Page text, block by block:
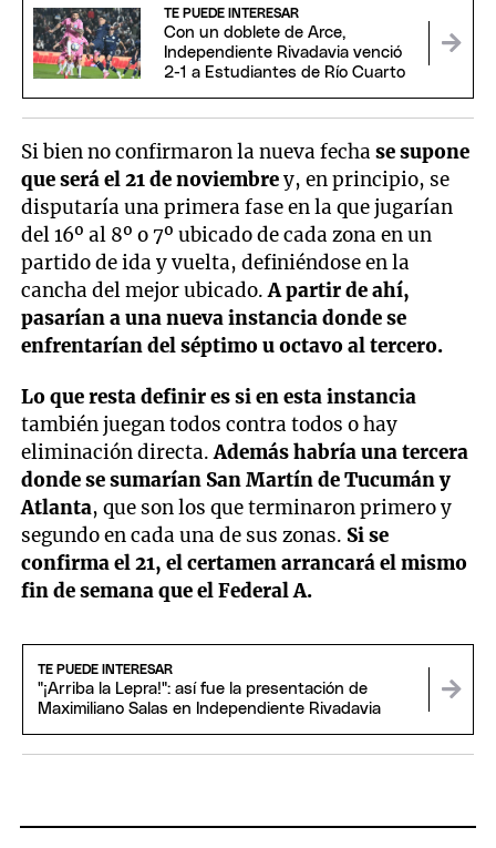
TE PUEDE INTERESAR
Con un doblete de Arce,
Independiente Rivadavia venció
2-1 a Estudiantes de Río Cuarto
Si bien no confirmaron la nueva fecha se supone
que será el 21 de noviembrey, en principio, se
disputaría una primera fase en la que jugarían
del 16º al 8º o 7º ubicado de cada zona en un
partido de ida y vuelta, definiéndose en la
cancha del mejor ubicado.A partir de ahí,
pasarían a una nueva instancia donde se
enfrentarían del séptimo u octavo al tercero.
Lo que resta definir es si en esta instancia
también juegan todos contra todos o hay
eliminación directa.Además habría una tercera
donde se sumarían San Martín de Tucumán y
Atlanta, que son los que terminaron primero y
segundo en cada una de sus zonas. Si se
confirma el 21, el certamen arrancará el mismo
fin de semana que el Federal A.
TE PUEDE INTERESAR
"¡Arriba la Lepra!": así fue la presentación de
Maximiliano Salas en Independiente Rivadavia